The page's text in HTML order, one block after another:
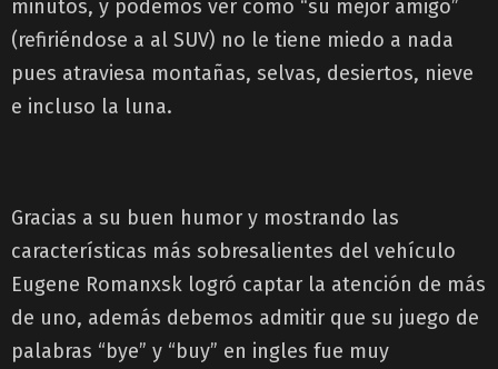
minutos, y podemos ver como “su mejor amigo”
(refiriéndose a al SUV) no le tiene miedo a nada
pues atraviesa montañas, selvas, desiertos, nieve
e incluso la luna.
Gracias a su buen humor y mostrando las
características más sobresalientes del vehículo
Eugene Romanxsk logró captar la atención de más
de uno, además debemos admitir que su juego de
palabras “bye” y “buy” en ingles fue muy